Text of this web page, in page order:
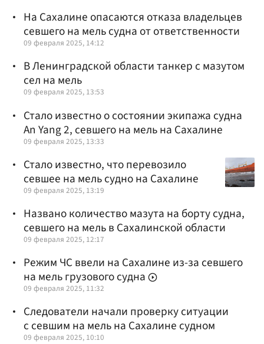
На Сахалине опасаются отказа владельцев
севшего на мель судна от ответственности
09 февраля 2025, 14:12
В Ленинградской области танкер с мазутом
сел на мель
09 февраля 2025, 13:53
Стало известно о состоянии экипажа судна
An Yang 2, севшего на мель на Сахалине
09 февраля 2025, 13:33
Стало известно, что перевозило
севшее на мель судно на Сахалине
09 февраля 2025, 13:19
Названо количество мазута на борту судна,
севшего на мель в Сахалинской области
09 февраля 2025, 12:17
Режим ЧС ввели на Сахалине из-за севшего
на мель грузового судна
09 февраля 2025, 11:32
Следователи начали проверку ситуации
с севшим на мель на Сахалине судном
09 февраля 2025, 10:10